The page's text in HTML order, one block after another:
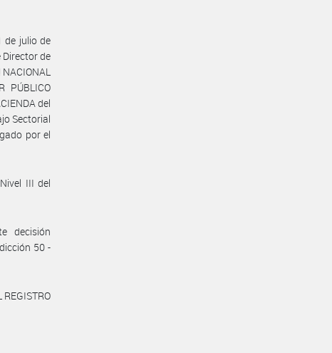
de julio de
Director de
PÚBLICO
del
Sectorial
por el
III del
decisión
50 -